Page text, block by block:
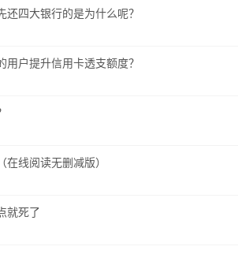
四大银行的是为什么呢？
户提升信用卡透支额度？
线阅读无删减版）
就死了